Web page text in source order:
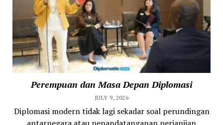
Perempuan dan Masa Depan Diplomasi
JULY 9, 2026
Diplomasi modern tidak lagi sekadar soal perundingan